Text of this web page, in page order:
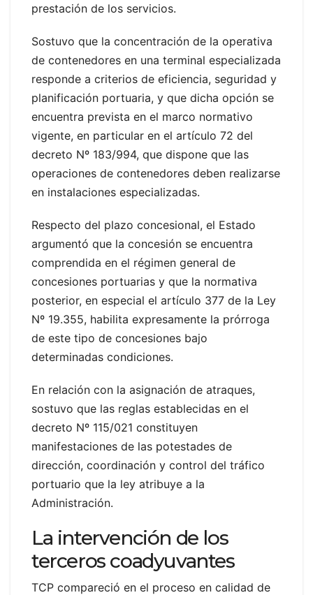
prestación de los servicios.
Sostuvo que la concentración de la operativa
de contenedores en una terminal especializada
responde a criterios de eficiencia, seguridad y
planificación portuaria, y que dicha opción se
encuentra prevista en el marco normativo
vigente, en particular en el artículo 72 del
decreto Nº 183/994, que dispone que las
operaciones de contenedores deben realizarse
en instalaciones especializadas.
Respecto del plazo concesional, el Estado
argumentó que la concesión se encuentra
comprendida en el régimen general de
concesiones portuarias y que la normativa
posterior, en especial el artículo 377 de la Ley
Nº 19.355, habilita expresamente la prórroga
de este tipo de concesiones bajo
determinadas condiciones.
En relación con la asignación de atraques,
sostuvo que las reglas establecidas en el
decreto Nº 115/021 constituyen
manifestaciones de las potestades de
dirección, coordinación y control del tráfico
portuario que la ley atribuye a la
Administración.
La intervención de los
terceros coadyuvantes
TCP compareció en el proceso en calidad de